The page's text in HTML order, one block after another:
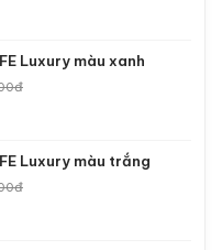
Luxury màu xanh
Luxury màu trắng